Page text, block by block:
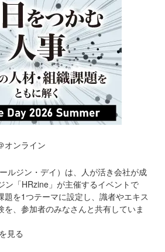
オンライン
ルジン・デイ）は、人が活き会社が成
ン「HRzine」が主催するイベントで
題を1つテーマに設定し、識者やエキス
を、参加者のみなさんと共有していま
見る